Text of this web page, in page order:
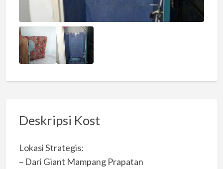
Deskripsi Kost
Lokasi Strategis:
– Dari Giant Mampang Prapatan